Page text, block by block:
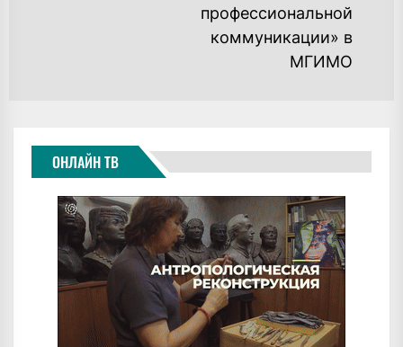
профессиональной
коммуникации» в
МГИМО
ОНЛАЙН ТВ